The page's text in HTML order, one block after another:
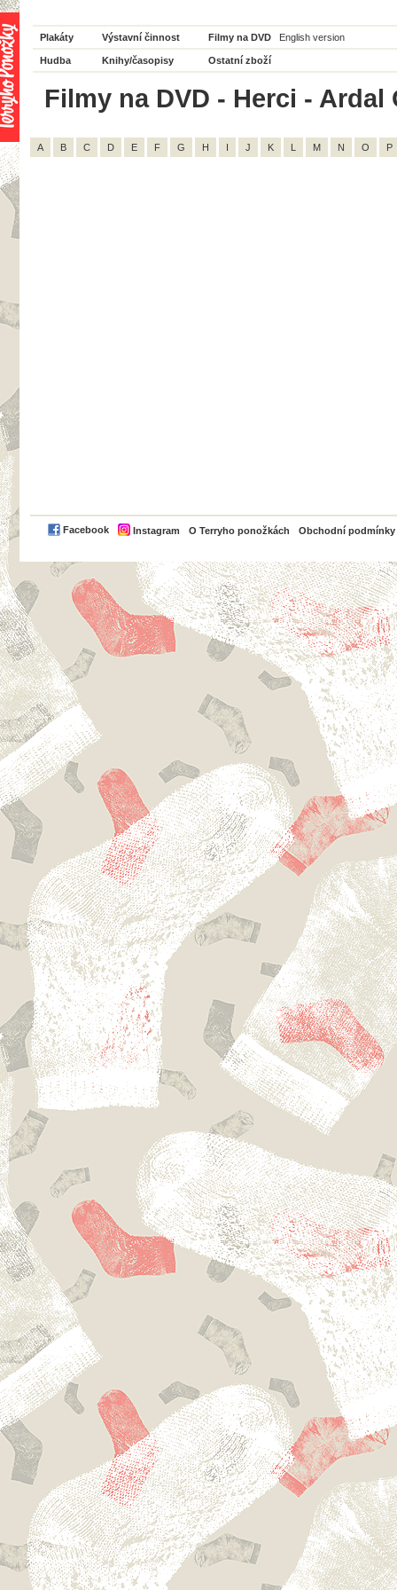
Plakáty Výstavní činnost Filmy na DVD English version
Hudba Knihy/časopisy Ostatní zboží
Filmy na DVD - Herci -
A B C D E F G H I J K L M N O P
Facebook Instagram O Terryho ponožkách Obchodní podmínky
PayPal